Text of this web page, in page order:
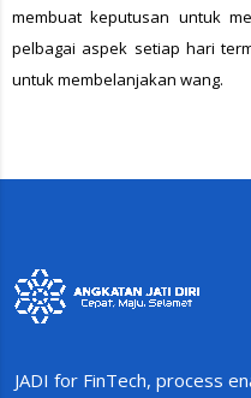
membuat keputusan untuk
pelbagai aspek setiap hari
untuk membelanjakan wang.
JADI for FinTech, process